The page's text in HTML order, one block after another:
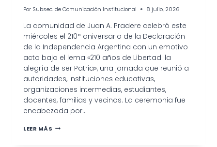
Por Subsec. de Comunicación Institucional 8 julio, 2026
La comunidad de Juan A. Pradere celebró este
miércoles el 210° aniversario de la Declaración
de la Independencia Argentina con un emotivo
acto bajo el lema «210 años de Libertad: la
alegría de ser Patria», una jornada que reunió a
autoridades, instituciones educativas,
organizaciones intermedias, estudiantes,
docentes, familias y vecinos. La ceremonia fue
encabezada por…
LEER MÁS PRADERE